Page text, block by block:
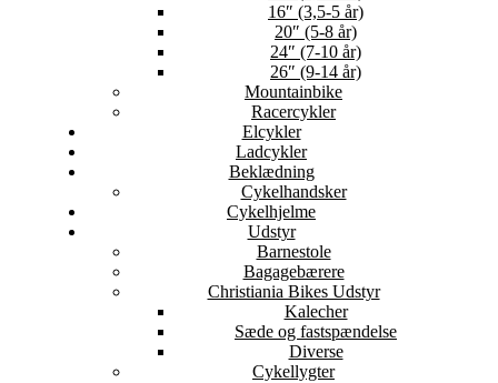
16″ (3,5-5 år)
20″ (5-8 år)
24″ (7-10 år)
26″ (9-14 år)
Mountainbike
Racercykler
Elcykler
Ladcykler
Beklædning
Cykelhandsker
Cykelhjelme
Udstyr
Barnestole
Bagagebærere
Christiania Bikes Udstyr
Kalecher
Sæde og fastspændelse
Diverse
Cykellygter